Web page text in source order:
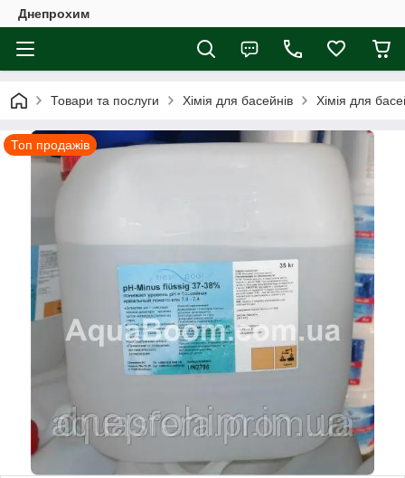
Днепрохим
Товари та послуги Хімія для басейнів Хімія для
Топ продажів